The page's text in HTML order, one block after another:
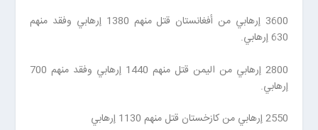
3600 إرهابي من أفغانستان قتل منهم 1380 إرهابي وفقد منهم
630 إرهابي.
2800 إرهابي من اليمن قتل منهم 1440 إرهابي وفقد منهم 700
إرهابي.
2550 إرهابي من كازخستان قتل منهم 1130 إرهابي